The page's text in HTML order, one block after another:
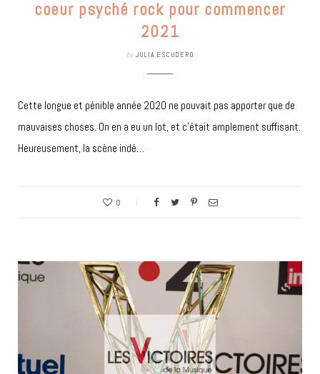
coeur psyché rock pour commencer
2021
by JULIA ESCUDERO
Cette longue et pénible année 2020 ne pouvait pas apporter que de
mauvaises choses. On en a eu un lot, et c’était amplement suffisant.
Heureusement, la scène indé…
0